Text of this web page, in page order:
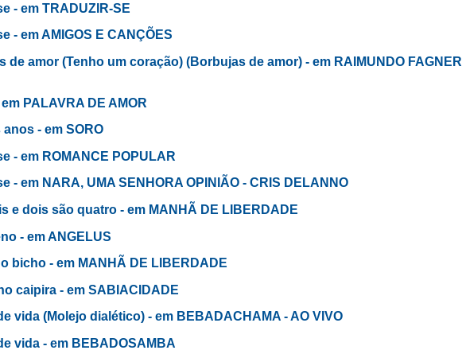
- em TRADUZIR-SE
- em AMIGOS E CANÇÕES
de amor (Tenho um coração) (Borbujas de amor) - em RAIMUNDO FAGNER
PALAVRA DE AMOR
anos - em SORO
- em ROMANCE POPULAR
- em NARA, UMA SENHORA OPINIÃO - CRIS DELANNO
e dois são quatro - em MANHÃ DE LIBERDADE
- em ANGELUS
bicho - em MANHÃ DE LIBERDADE
caipira - em SABIACIDADE
vida (Molejo dialético) - em BEBADACHAMA - AO VIVO
vida - em BEBADOSAMBA